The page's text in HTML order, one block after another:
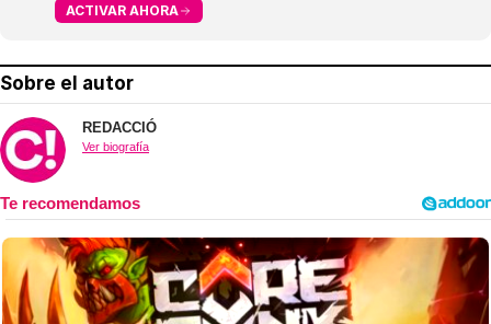
ACTIVAR AHORA
Sobre el autor
REDACCIÓ
Ver biografía